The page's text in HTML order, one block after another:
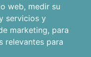
web, medir su
servicios y
marketing, para
relevantes para